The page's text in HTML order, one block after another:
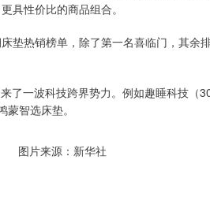
具性价比的商品组合。
垫热销榜单，除了第一名喜临门，其余
了一波科技跨界势力。例如趣睡科技（
智选床垫。